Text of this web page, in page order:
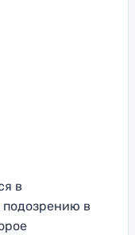
в
подозрению в